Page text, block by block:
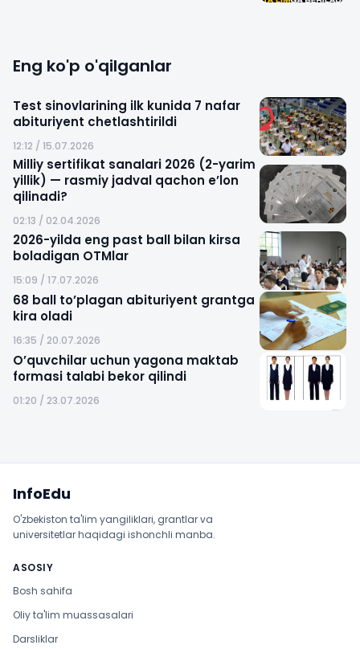
Eng ko'p o'qilganlar
Test sinovlarining ilk kunida 7 nafar
abituriyent chetlashtirildi
12:12 / 15.07.2026
Milliy sertifikat sanalari 2026 (2-yarim
yillik) — rasmiy jadval qachon e’lon
qilinadi?
02:13 / 02.04.2026
2026-yilda eng past ball bilan kirsa
boladigan OTMlar
15:09 / 17.07.2026
68 ball to’plagan abituriyent grantga
kira oladi
16:35 / 20.07.2026
O’quvchilar uchun yagona maktab
formasi talabi bekor qilindi
01:20 / 23.07.2026
InfoEdu
O'zbekiston ta'lim yangiliklari, grantlar va
universitetlar haqidagi ishonchli manba.
ASOSIY
Bosh sahifa
Oliy ta'lim muassasalari
Darsliklar